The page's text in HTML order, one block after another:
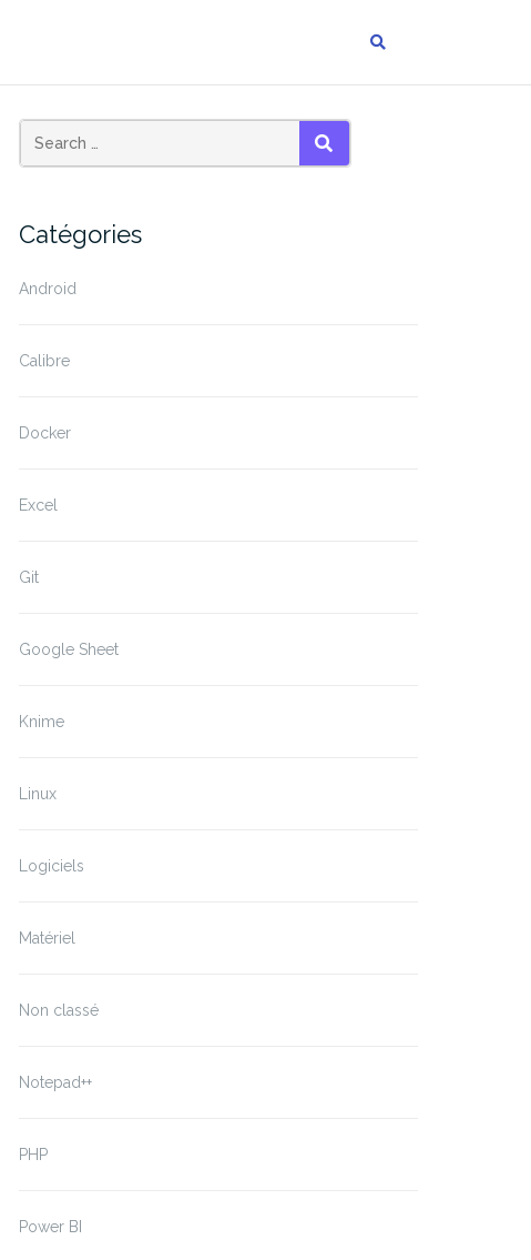
SEARCH
Catégories
Android
Calibre
Docker
Excel
Git
Google Sheet
Knime
Linux
Logiciels
Matériel
Non classé
Notepad++
PHP
Power BI